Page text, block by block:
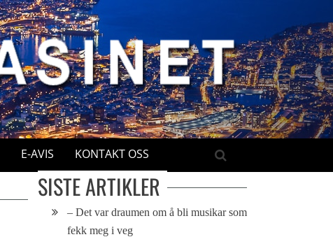
E-AVIS KONTAKT OSS
SISTE ARTIKLER
– Det var draumen om å bli musikar som
fekk meg i veg